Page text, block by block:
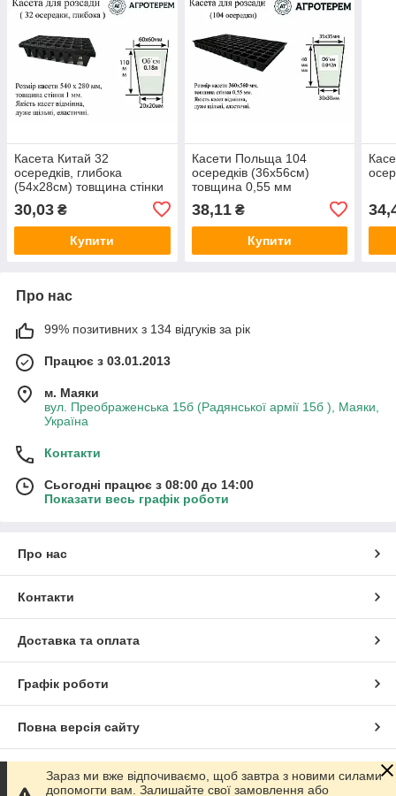
Касета Китай 32
осередків, глибока
(54х28см) товщина стінки
30,03 ₴
Купити
Касети Польща 104
осередків (36х56см)
товщина 0,55 мм
38,11₴
Купити
Про нас
99% позитивних з 134 відгуків за рік
Працює з 03.01.2013
м. Маяки
вул. Преображенська 15б (Радянської армії 15б ), Маяки,
Україна
Контакти
Сьогодні працює з 08:00 до 14:00
Показати весь графік роботи
Про нас
Контакти
Доставка та оплата
Графік роботи
Повна версія сайту
Сайт створено на маркетплейсі Prom.ua
Зараз ми вже відпочиваємо, щоб завтра з новими силами
допомогти вам. Залишайте свої замовлення або